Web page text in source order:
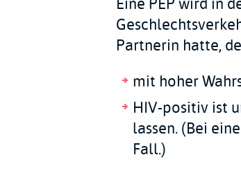
Partnerin hatte,
mit hoher
HIV-positiv ist
lassen. (Bei
Fall.)